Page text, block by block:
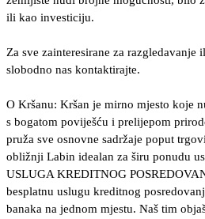
ili kao investiciju.
Za sve zainteresirane za razgledavanje
slobodno nas kontaktirajte.
O Kršanu: Kršan je mirno mjesto koje
s bogatom poviješću i prelijepom
pruža sve osnovne sadržaje poput
obližnji Labin idealan za širu ponudu
USLUGA KREDITNOG
besplatnu uslugu kreditnog
banaka na jednom mjestu. Naš tim